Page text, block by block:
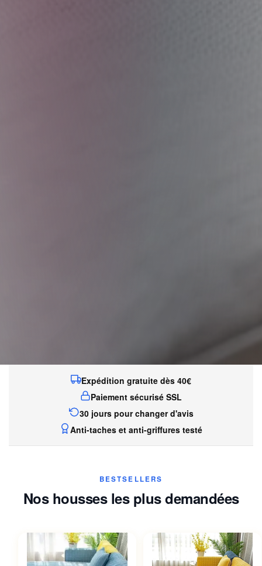
Expédition gratuite dès 40€
Paiement sécurisé SSL
30 jours pour changer d'avis
Anti-taches et anti-griffures testé
BESTSELLERS
Nos housses les plus demandées